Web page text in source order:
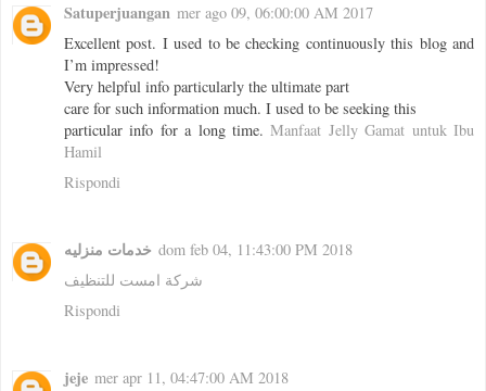
Satuperjuangan mer ago 09, 06:00:00 AM 2017
Excellent post. I used to be checking continuously this blog and
I’m impressed!
Very helpful info particularly the ultimate part
care for such information much. I used to be seeking this
particular info for a long time.Manfaat Jelly Gamat untuk Ibu
Hamil
Rispondi
خدمات منزليه dom feb 04, 11:43:00 PM 2018
شركة امست للتنظيف
Rispondi
jeje mer apr 11, 04:47:00 AM 2018